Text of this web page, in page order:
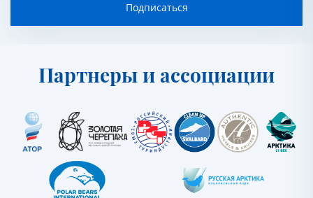
Подписаться
Партнеры и ассоциации